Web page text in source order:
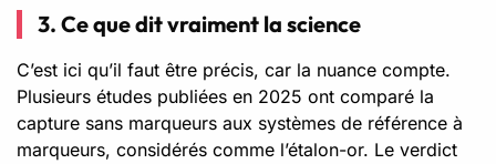
3. Ce que dit vraiment la science
C’est ici qu’il faut être précis, car la nuance compte.
Plusieurs études publiées en 2025 ont comparé la
capture sans marqueurs aux systèmes de référence à
marqueurs, considérés comme l’étalon-or. Le verdict